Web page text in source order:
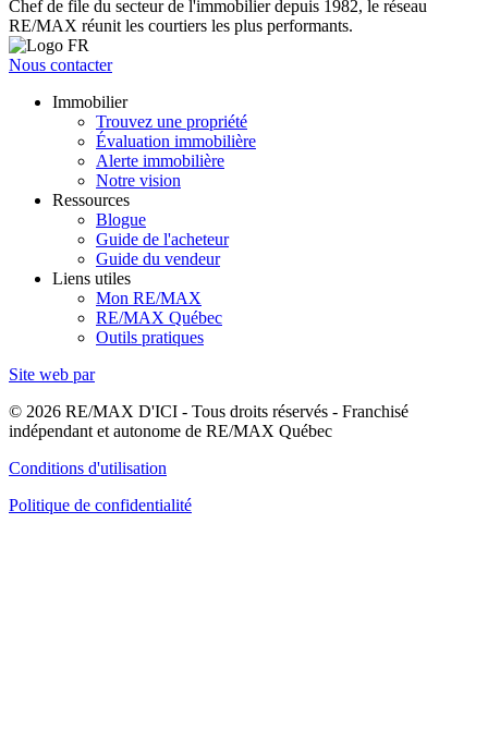
Chef de file du secteur de l'immobilier depuis 1982, le réseau
RE/MAX réunit les courtiers les plus performants.
Nous contacter
Immobilier
Trouvez une propriété
Évaluation immobilière
Alerte immobilière
Notre vision
Ressources
Blogue
Guide de l'acheteur
Guide du vendeur
Liens utiles
Mon RE/MAX
RE/MAX Québec
Outils pratiques
Site web par
© 2026 RE/MAX D'ICI - Tous droits réservés - Franchisé
indépendant et autonome de RE/MAX Québec
Conditions d'utilisation
Politique de confidentialité